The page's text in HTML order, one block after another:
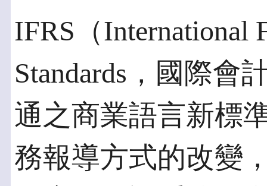
IFRS（International
Standards，國際會
通之商業語言新標
務報導方式的改變